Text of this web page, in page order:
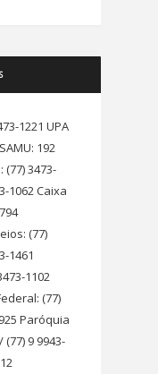
1221 UPA
192
(77) 3473-
1062 Caixa
(77)
1461
1102
(77)
Paróquia
9 9943-